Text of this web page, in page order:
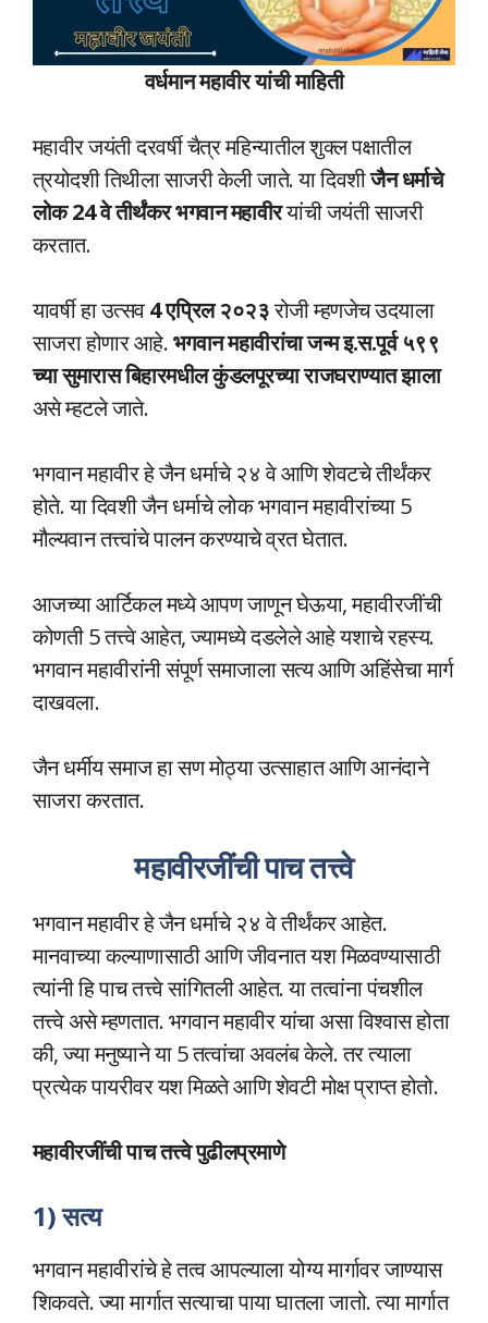
वर्धमान महावीर यांची माहिती
महावीर जयंती दरवर्षी चैत्र महिन्यातील शुक्ल पक्षातील
त्रयोदशी तिथीला साजरी केली जाते. या दिवशीजैन धर्माचे
लोक 24 वे तीर्थंकर भगवान महावीरयांची जयंती साजरी
करतात.
यावर्षी हा उत्सव4 एप्रिल २०२३रोजी म्हणजेच उदयाला
साजरा होणार आहे.भगवान महावीरांचा जन्म इ.स.पूर्व ५९९
च्या सुमारास बिहारमधील कुंडलपूरच्या राजघराण्यात झाला
असे म्हटले जाते.
भगवान महावीर हे जैन धर्माचे २४ वे आणि शेवटचे तीर्थंकर
होते. या दिवशी जैन धर्माचे लोक भगवान महावीरांच्या 5
मौल्यवान तत्त्वांचे पालन करण्याचे व्रत घेतात.
आजच्या आर्टिकल मध्ये आपण जाणून घेऊया, महावीरजींची
कोणती 5 तत्त्वे आहेत, ज्यामध्ये दडलेले आहे यशाचे रहस्य.
भगवान महावीरांनी संपूर्ण समाजाला सत्य आणि अहिंसेचा मार्ग
दाखवला.
जैन धर्मीय समाज हा सण मोठ्या उत्साहात आणि आनंदाने
साजरा करतात.
महावीरजींची पाच तत्त्वे
भगवान महावीर हे जैन धर्माचे २४ वे तीर्थंकर आहेत.
मानवाच्या कल्याणासाठी आणि जीवनात यश मिळवण्यासाठी
त्यांनी हि पाच तत्त्वे सांगितली आहेत. या तत्वांना पंचशील
तत्त्वे असे म्हणतात. भगवान महावीर यांचा असा विश्वास होता
की, ज्या मनुष्याने या 5 तत्वांचा अवलंब केले. तर त्याला
प्रत्येक पायरीवर यश मिळते आणि शेवटी मोक्ष प्राप्त होतो.
महावीरजींची पाच तत्त्वे पुढीलप्रमाणे
1) सत्य
भगवान महावीरांचे हे तत्व आपल्याला योग्य मार्गावर जाण्यास
शिकवते. ज्या मार्गात सत्याचा पाया घातला जातो. त्या मार्गात